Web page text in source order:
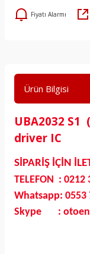
Fiyatı Alarmı
Ürün Bilgisi
UBA2032 S1
driver IC
SİPARİŞ İÇİN
TELEFON : 0212
Whatsapp: 0553
Skype :